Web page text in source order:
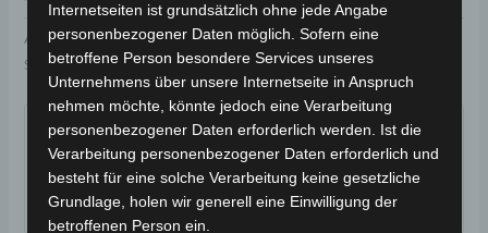
Artikelnummer:3H202-6015A-B1 Kategorie:VSX
Schlagwort:Elektrik & Beleuchtung
Garantiert sicherer Checkout
Internetseiten ist grundsätzlich ohne jede Angabe
personenbezogener Daten möglich. Sofern eine
betroffene Person besondere Services unseres
Unternehmens über unsere Internetseite in Anspruch
nehmen möchte, könnte jedoch eine Verarbeitung
personenbezogener Daten erforderlich werden. Ist die
Verarbeitung personenbezogener Daten erforderlich und
besteht für eine solche Verarbeitung keine gesetzliche
Grundlage, holen wir generell eine Einwilligung der
betroffenen Person ein.